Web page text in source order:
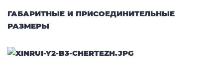
ГАБАРИТНЫЕ И ПРИСОЕДИНИТЕЛЬНЫЕ
РАЗМЕРЫ